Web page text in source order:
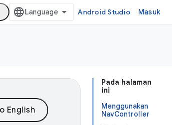
Android Studio Masuk
Pada halaman
ini
Menggunakan
NavController